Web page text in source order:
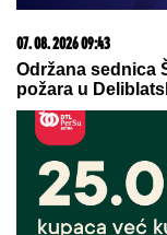
06. 08. 2026 07:08
Evo u kojim
kompletan